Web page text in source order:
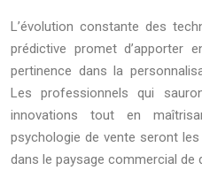
L’évolution constante des
prédictive promet d’apporter
pertinence dans la
Les professionnels qui
innovations tout en
psychologie de vente seront
dans le paysage commercial de